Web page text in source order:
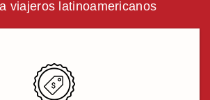
viajeros latinoamericanos